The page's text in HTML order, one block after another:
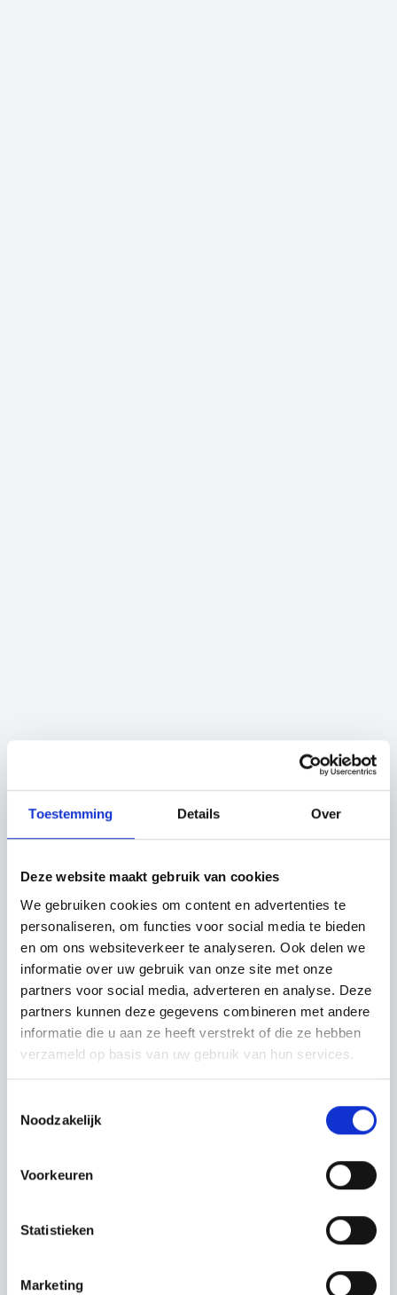
Toestemming Details Over
Deze website maakt gebruik van cookies
We gebruiken cookies om content en advertenties te
personaliseren, om functies voor social media te bieden
en om ons websiteverkeer te analyseren. Ook delen we
informatie over uw gebruik van onze site met onze
partners voor social media, adverteren en analyse. Deze
partners kunnen deze gegevens combineren met andere
informatie die u aan ze heeft verstrekt of die ze hebben
verzameld op basis van uw gebruik van hun services.
Noodzakelijk
Voorkeuren
Statistieken
Marketing